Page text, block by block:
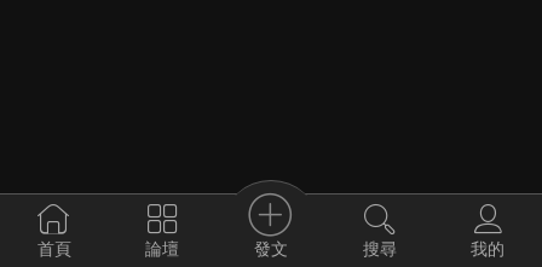
首頁 論壇 發文 搜尋 我的